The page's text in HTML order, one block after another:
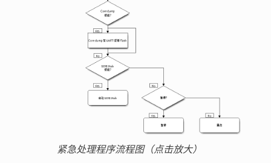
紧急处理程序流程图（点击放大）